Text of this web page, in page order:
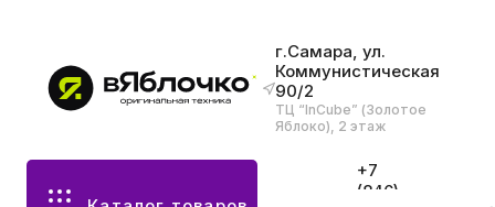
г.Самара, ул.
Коммунистическая
90/2
ТЦ “InCube” (Золотое
Яблоко), 2 этаж
+7
(846)
Все разделы каталога